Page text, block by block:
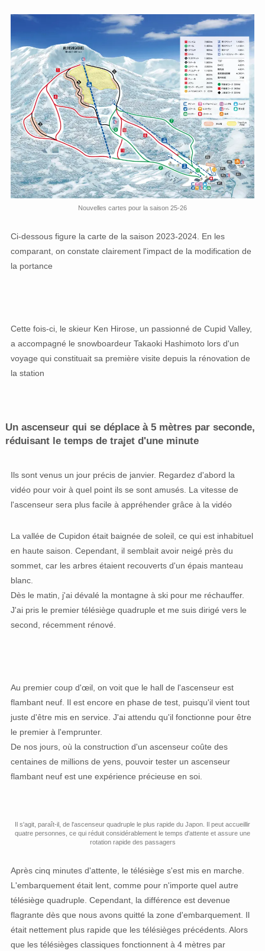
Nouvelles cartes pour la saison 25-26
Ci-dessous figure la carte de la saison 2023-2024. En les
comparant, on constate clairement l'impact de la modification de
la portance
Cette fois-ci, le skieur Ken Hirose, un passionné de Cupid Valley,
a accompagné le snowboardeur Takaoki Hashimoto lors d'un
voyage qui constituait sa première visite depuis la rénovation de
la station
Un ascenseur qui se déplace à 5 mètres par seconde,
réduisant le temps de trajet d'une minute
Ils sont venus un jour précis de janvier. Regardez d'abord la
vidéo pour voir à quel point ils se sont amusés. La vitesse de
l'ascenseur sera plus facile à appréhender grâce à la vidéo
La vallée de Cupidon était baignée de soleil, ce qui est inhabituel
en haute saison. Cependant, il semblait avoir neigé près du
sommet, car les arbres étaient recouverts d'un épais manteau
blanc.
Dès le matin, j'ai dévalé la montagne à ski pour me réchauffer.
J'ai pris le premier télésiège quadruple et me suis dirigé vers le
second, récemment rénové.
Au premier coup d'œil, on voit que le hall de l'ascenseur est
flambant neuf. Il est encore en phase de test, puisqu'il vient tout
juste d'être mis en service. J'ai attendu qu'il fonctionne pour être
le premier à l'emprunter.
De nos jours, où la construction d'un ascenseur coûte des
centaines de millions de yens, pouvoir tester un ascenseur
flambant neuf est une expérience précieuse en soi.
Il s'agit, paraît-il, de l'ascenseur quadruple le plus rapide du Japon. Il peut accueillir
quatre personnes, ce qui réduit considérablement le temps d'attente et assure une
rotation rapide des passagers
Après cinq minutes d'attente, le télésiège s'est mis en marche.
L'embarquement était lent, comme pour n'importe quel autre
télésiège quadruple. Cependant, la différence est devenue
flagrante dès que nous avons quitté la zone d'embarquement. Il
était nettement plus rapide que les télésièges précédents. Alors
que les télésièges classiques fonctionnent à 4 mètres par